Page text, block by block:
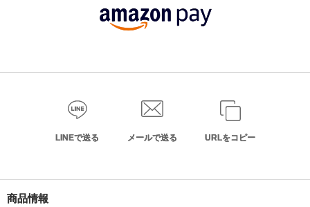
LINEで送る メールで送る URLをコピー
商品情報